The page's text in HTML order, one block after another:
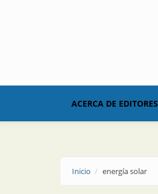
ACERCA DE EDITORES
Inicio energía solar